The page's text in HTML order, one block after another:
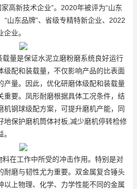
高新技术企业”。2020年被评为“山东
“山东品牌”、省级专精特新企业、2022
业。
量是保证水泥立磨粉磨系统良好运行
级配和装载量，不仅影响产品的比表面
产量。因此，优化研磨体级配和装载量
重要。凤形耐磨根据具体工况条件，结
机钢球级配方案，可提升磨机产能，同
地保护磨机筒体衬板,减少磨机停转检修
在工作中所受的冲击作用。特别是对
耐磨与韧性尤为重要。双金属复合锤头
以上物理、化学、力学性能不同的金属